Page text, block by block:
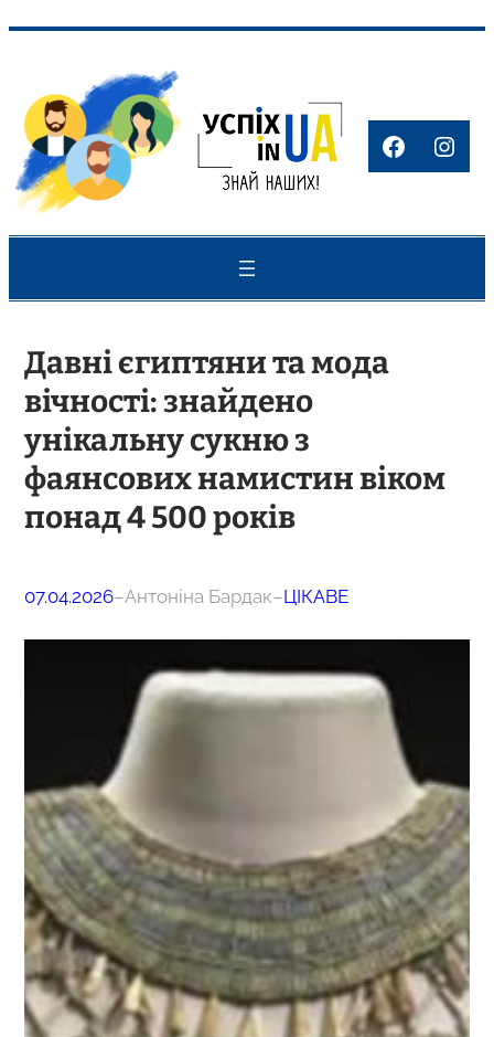
вмісту
Давні єгиптяни та мода
вічності: знайдено
унікальну сукню з
фаянсових намистин віком
понад 4 500 років
07.04.2026–Антоніна Бардак–ЦІКАВЕ